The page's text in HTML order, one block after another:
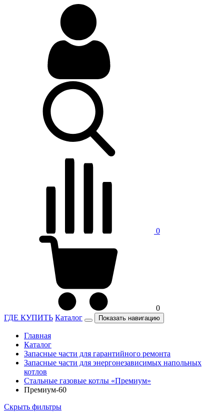
0
0
ГДЕ КУПИТЬ Каталог Показать навигацию
Главная
Каталог
Запасные части для гарантийного ремонта
Запасные части для энергонезависимых напольных
котлов
Стальные газовые котлы «Премиум»
Премиум-60
Скрыть фильтры